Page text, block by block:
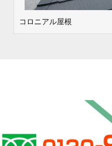
コロニアル屋根